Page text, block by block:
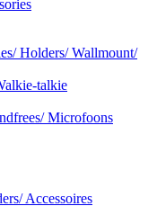
Holders/ Wallmount/
talkie
Microfoons
Accessoires